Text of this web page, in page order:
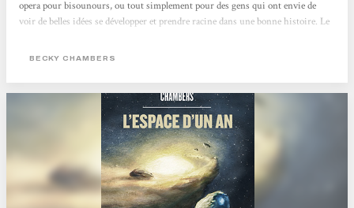
opera pour bisounours, ou tout simplement pour des gens qui ont envie de
voir de belles idées se développer et prendre racine dans une bonne histoire. Le
intimement chacun des membres de l'équipage, des personnages souvent hauts
BECKY CHAMBERS